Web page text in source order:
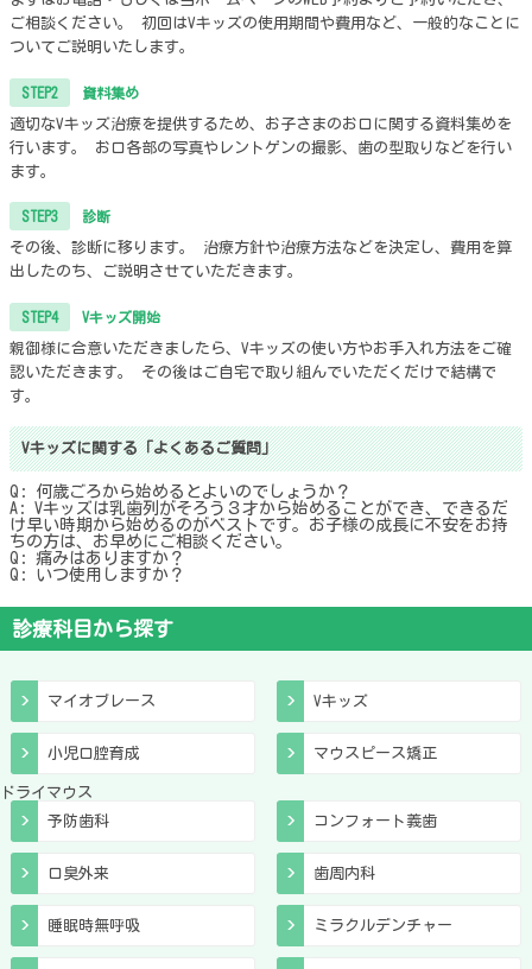
ご相談ください。 初回はVキッズの使用期間や費用など、一般的なことに
ついてご説明いたします。
STEP2 資料集め
適切なVキッズ治療を提供するため、お子さまのお口に関する資料集めを
行います。 お口各部の写真やレントゲンの撮影、歯の型取りなどを行い
ます。
STEP3 診断
その後、診断に移ります。 治療方針や治療方法などを決定し、費用を算
出したのち、ご説明させていただきます。
STEP4 Vキッズ開始
親御様に合意いただきましたら、Vキッズの使い方やお手入れ方法をご確
認いただきます。 その後はご自宅で取り組んでいただくだけで結構で
す。
Vキッズに関する「よくあるご質問」
Q: 何歳ごろから始めるとよいのでしょうか？
A: Vキッズは乳歯列がそろう３才から始めることができ、できるだ
け早い時期から始めるのがベストです。 ​お子様の成長に不安をお持
ちの方は、お早めにご相談ください。
Q: 痛みはありますか？
Q: いつ使用しますか？
診療科目から探す
マイオブレース Vキッズ
小児口腔育成 マウスピース矯正
ドライマウス
予防歯科
コンフォート義歯
口臭外来 歯周内科
睡眠時無呼吸 ミラクルデンチャー